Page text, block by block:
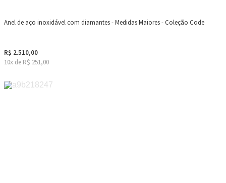
Anel de aço inoxidável com diamantes - Medidas Maiores - Coleção Code
R$ 2.510,00
10x de R$ 251,00